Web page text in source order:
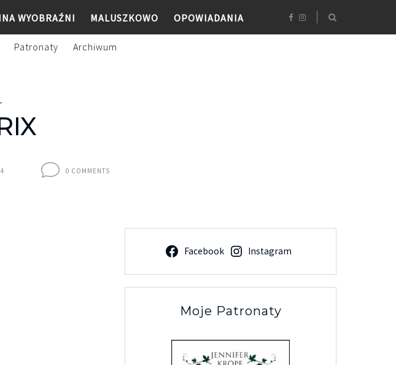
WYOBRAŹNI MALUSZKOWO OPOWIADANIA
Patronaty Archiwum
0 COMMENTS
Facebook Instagram
Moje Patronaty